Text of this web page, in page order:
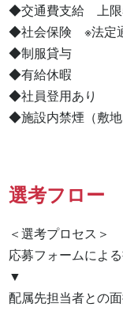
◆交通費支給　上
◆社会保険　※法定
◆制服貸与
◆有給休暇
◆社員登用あり
◆施設内禁煙（敷地
選考フロー
＜選考プロセス＞
応募フォームによ
▼
配属先担当者との